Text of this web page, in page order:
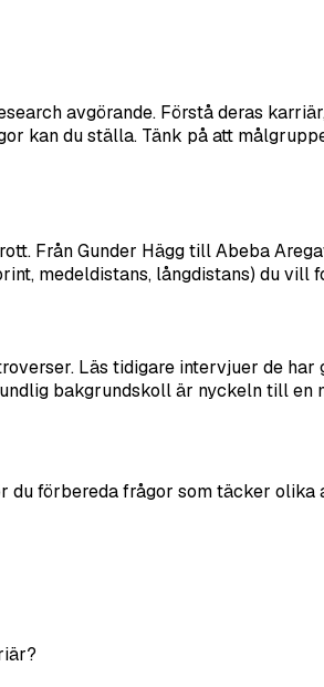
avgörande. Förstå deras
kan du ställa. Tänk på att
Från Gunder Hägg till Abeba
medeldistans, långdistans) du vill
Läs tidigare intervjuer de
bakgrundskoll är nyckeln till en
förbereda frågor som täcker